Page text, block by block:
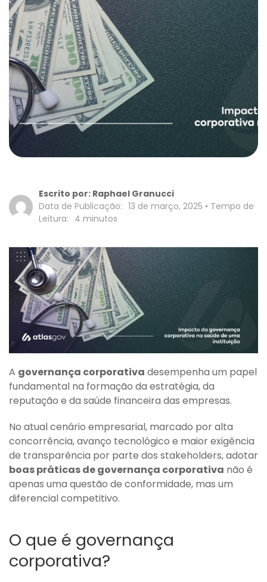
Escrito por: Raphael Granucci
Data de Publicação: 13 de março, 2025 • Tempo de
Leitura: 4 minutos
A governança corporativa desempenha um papel
fundamental na formação da estratégia, da
reputação e da saúde financeira das empresas.
No atual cenário empresarial, marcado por alta
concorrência, avanço tecnológico e maior exigência
de transparência por parte dos stakeholders, adotar
boas práticas de governança corporativa não é
apenas uma questão de conformidade, mas um
diferencial competitivo.
O que é governança
corporativa?